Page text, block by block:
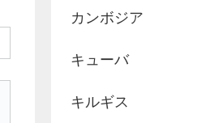
カンボジア
キューバ
キルギス